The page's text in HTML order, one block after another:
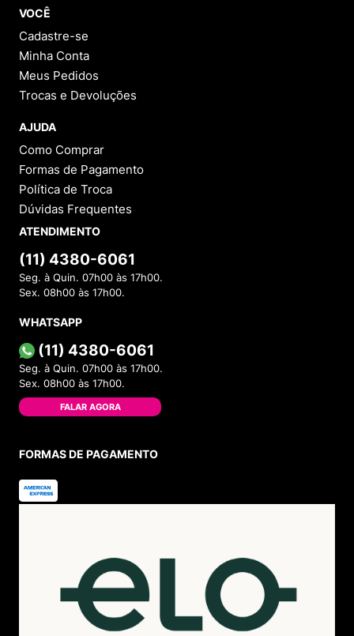
VOCÊ
Cadastre-se
Minha Conta
Meus Pedidos
Trocas e Devoluções
AJUDA
Como Comprar
Formas de Pagamento
Política de Troca
Dúvidas Frequentes
ATENDIMENTO
(11) 4380-6061
Seg. à Quin. 07h00 às 17h00.
Sex. 08h00 às 17h00.
WHATSAPP
(11) 4380-6061
Seg. à Quin. 07h00 às 17h00.
Sex. 08h00 às 17h00.
FALAR AGORA
FORMAS DE PAGAMENTO